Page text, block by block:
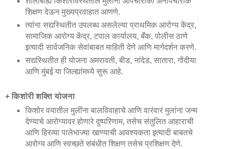
शिक्षण देऊन मुख्यप्रवाहात आणणे.
त्यांना सद्यस्थितीत उपलब्ध असलेल्या प्राथमिक आरोग्य केंद्र,
सामाजिक आरोग्य केंद्र, टपाल कार्यालय, बॅंक, पोलीस ठाणे
इत्यादी सार्वजनिक सेवांबाबत माहिती देणे आणि मार्गदर्शन करणे.
सद्यस्थितीत ही योजना अमरावती, बीड, नांदेड, सातारा, गोंदीया
आणि मुंबई या जिल्ह्यांमध्ये सुरू आहे.
+ किशोरी शक्ति योजना
किशोर वयातील मुलींना बालविवाहाचे आणि वारंवारं मुलांना जन्म
देण्याचे आरोग्यावर होणारे दुष्परिणाम, तसेच संतुलित आहाराची
आणि हिरव्या पालेभाज्या खाण्याची आवश्यकता इत्यादी बाबतचे
आरोग्य आणि स्वच्छते संबंधीत शिक्षण तसेच प्रशिक्षण देणे.